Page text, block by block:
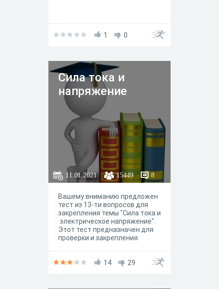
1 0
Сила тока и
напряжение
11.01.2021 15449 8
Вашему вниманию предложен
тест из 13-ти вопросов для
закрепления темы "Сила тока и
электрическое напряжение".
Этот тест предназначен для
проверки и закрепления
"Физика-8"
14 29